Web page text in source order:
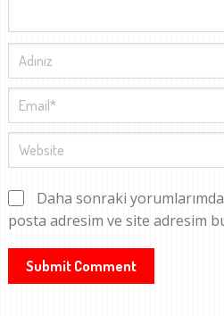
Daha sonraki yorumlarımda
posta adresim ve site adresim